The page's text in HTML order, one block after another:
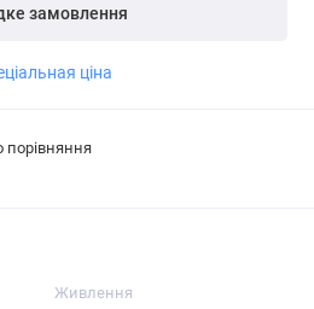
замовлення
ціна
порівняння
Живлення